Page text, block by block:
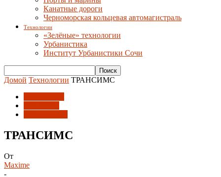
Канатные дороги
Черноморская кольцевая автомагистраль
Технологии
«Зелёные» технологии
Урбанистика
Институт Урбанистики Сочи
Домой Технологии ТРАНСИМС
ТРАНСИМС
От
Maxime
-